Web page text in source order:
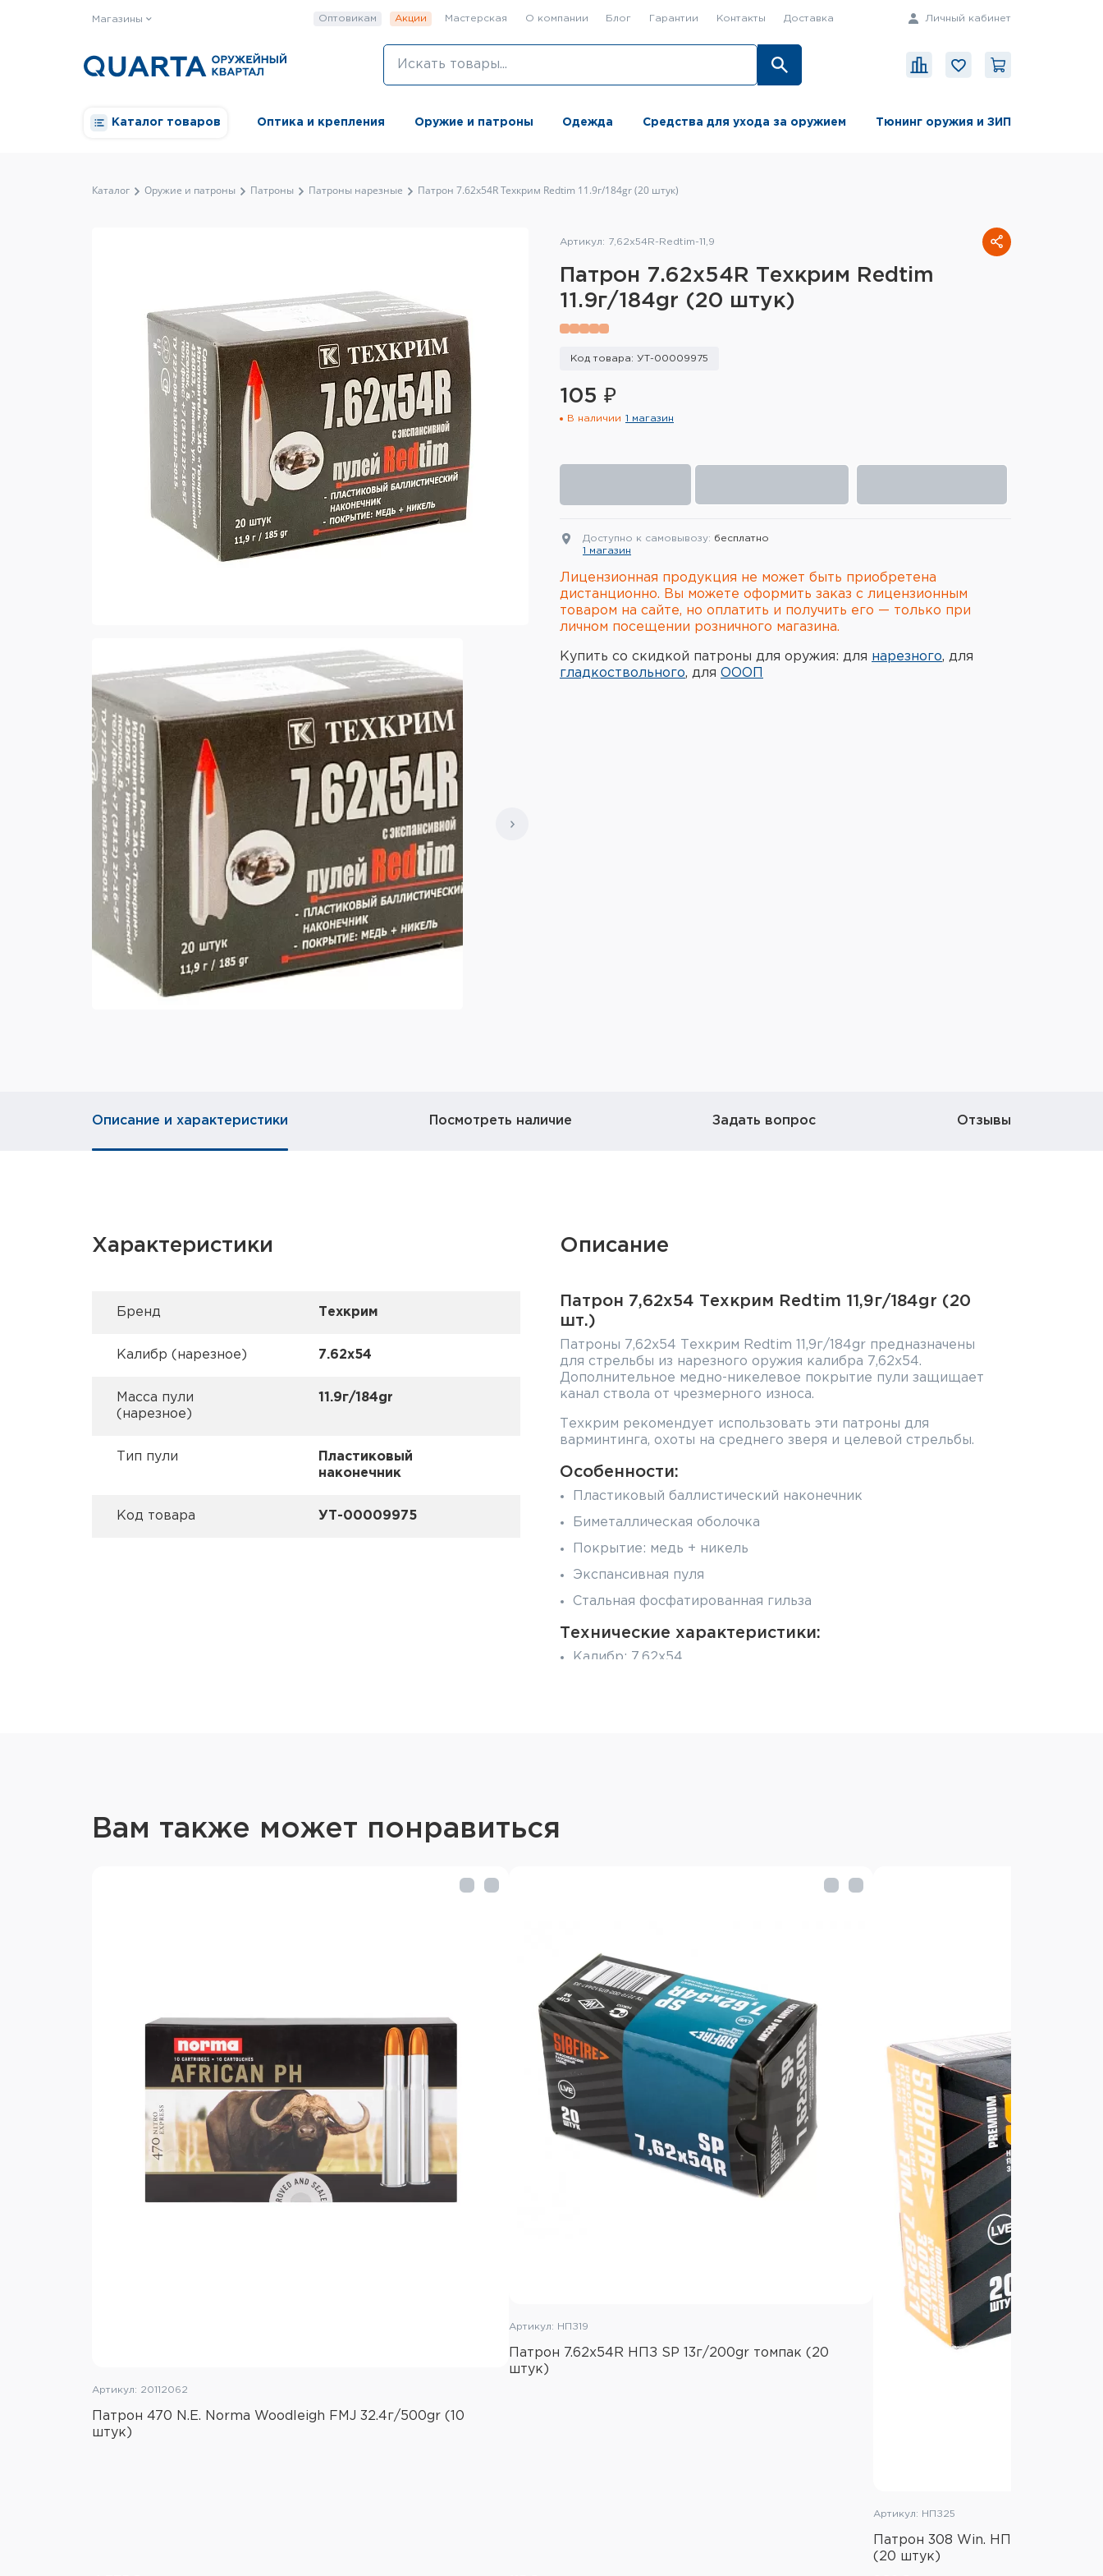
Магазины Оптовикам Акции Мастерская О компании Блог Гарантии Контакты Доставка Личный кабинет
Каталог товаров Оптика и крепления Оружие и патроны Одежда Средства для ухода за оружием Тюнинг оружия и ЗИП
Каталог Оружие и патроны Патроны Патроны нарезные Патрон 7.62x54R Техкрим Redtim 11.9г/184gr (20 штук)
Артикул: 7,62х54R-Redtim-11,9
Патрон 7.62x54R Техкрим Redtim
11.9г/184gr (20 штук)
Код товара: УТ-00009975
105 ₽
В наличии 1 магазин
Доступно к самовывозу: бесплатно
1 магазин
Лицензионная продукция не может быть приобретена
дистанционно. Вы можете оформить заказ с лицензионным
товаром на сайте, но оплатить и получить его — только при
личном посещении розничного магазина.
Купить со скидкой патроны для оружия: для нарезного, для
гладкоствольного, для ОООП
Описание и характеристики Посмотреть наличие Задать вопрос Отзывы
Характеристики
Брeнд Техкрим
Калибр (нарезное) 7.62х54
Масса пули
(нарезное)
11.9г/184gr
Тип пули
Пластиковый
наконечник
Код товара УТ-00009975
Описание
Патрон 7,62х54 Техкрим Redtim 11,9г/184gr (20
шт.)
Патроны 7,62х54 Техкрим Redtim 11,9г/184gr предназначены
для стрельбы из нарезного оружия калибра 7,62х54.
Дополнительное медно-никелевое покрытие пули защищает
канал ствола от чрезмерного износа.
Техкрим рекомендует использовать эти патроны для
варминтинга, охоты на среднего зверя и целевой стрельбы.
Особенности:
Пластиковый баллистический наконечник
Биметаллическая оболочка
Покрытие: медь + никель
Экспансивная пуля
Стальная фосфатированная гильза
Технические характеристики:
Калибр: 7,62х54
Вам также может понравиться
Артикул: 20112062
Патрон 470 N.E. Norma Woodleigh FMJ 32.4г/500gr (10
штук)
Артикул: НПЗ19
Патрон 7.62x54R НПЗ SP 13г/200gr томпак (20
штук)
Артикул: НПЗ25
Патрон 308 Win. НПЗ
(20 штук)